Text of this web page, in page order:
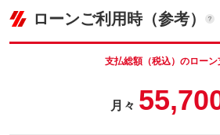
このパックの見積もり
パック内容
車両本体価
538
ローンご利用時（参考）
支払総額（税込）のローン
月々